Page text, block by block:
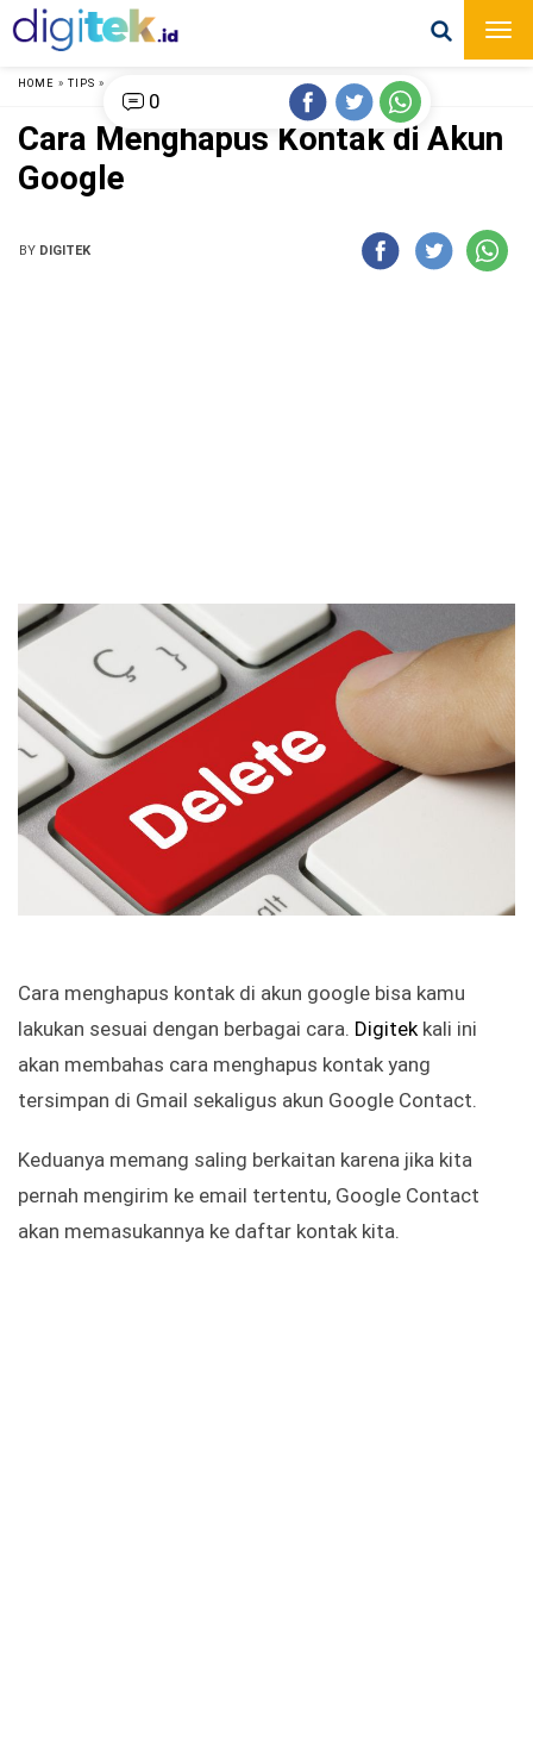
HOME » TIPS »
Cara Menghapus Kontak di Akun
Google
BY DIGITEK
Cara menghapus kontak di akun google bisa kamu
lakukan sesuai dengan berbagai cara. Digitekkali ini
akan membahas cara menghapus kontak yang
tersimpan di Gmail sekaligus akun Google Contact.
Keduanya memang saling berkaitan karena jika kita
pernah mengirim ke email tertentu, Google Contact
akan memasukannya ke daftar kontak kita.
0